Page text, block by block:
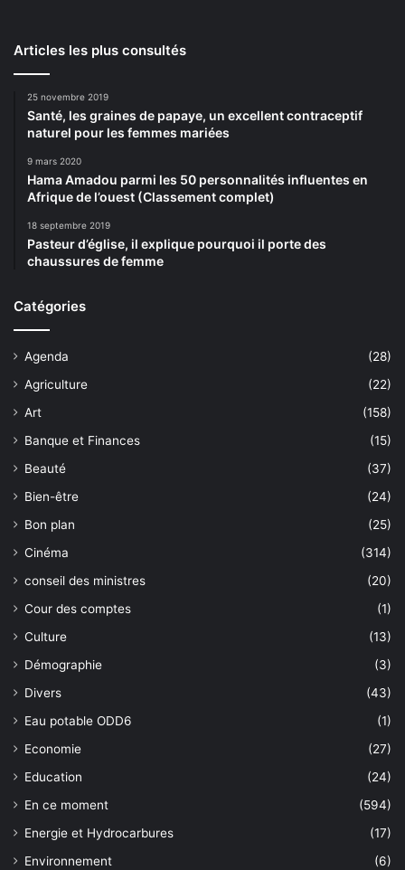
Articles les plus consultés
25 novembre 2019
Santé, les graines de papaye, un excellent contraceptif
naturel pour les femmes mariées
9 mars 2020
Hama Amadou parmi les 50 personnalités influentes en
Afrique de l’ouest (Classement complet)
18 septembre 2019
Pasteur d’église, il explique pourquoi il porte des
chaussures de femme
Catégories
Agenda
(28)
Agriculture
(22)
Art
(158)
Banque et Finances
(15)
Beauté
(37)
Bien-être
(24)
Bon plan
(25)
Cinéma
(314)
conseil des ministres
(20)
Cour des comptes
(1)
Culture
(13)
Démographie
(3)
Divers
(43)
Eau potable ODD6
(1)
Economie
(27)
Education
(24)
En ce moment
(594)
Energie et Hydrocarbures
(17)
Environnement
(6)